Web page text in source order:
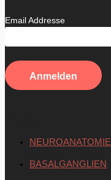
Email Addresse
BASALGANGLIEN